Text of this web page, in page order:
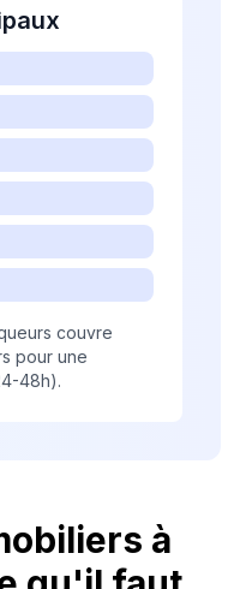
couvre
pour une
48h).
à